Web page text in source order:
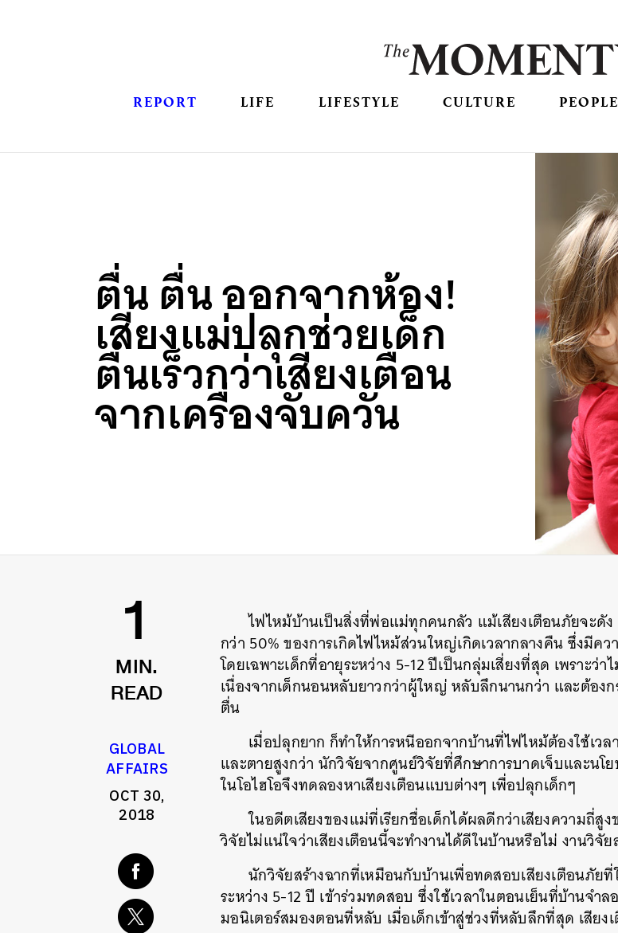
REPORT LIFE LIFESTYLE CULTURE PEOPLE
ตื่น ตื่น ออกจากห้อง!
เสียงแม่ปลุกช่วยเด็ก
ตื่นเร็วกว่าเสียงเตือน
จากเครื่องจับควัน
1
MIN.
READ
GLOBAL
AFFAIRS
OCT 30,
2018
ไฟไหม้บ้านเป็นสิ่งที่พ่อแม่ทุกคนกลัว แม้เสียงเตือนภัยจะดั
กว่า 50% ของการเกิดไฟไหม้ส่วนใหญ่เกิดเวลากลางคืน ซึ่งมีค
โดยเฉพาะเด็กที่อายุระหว่าง 5-12 ปีเป็นกลุ่มเสี่ยงที่สุด เพราะว่
เนื่องจากเด็กนอนหลับยาวกว่าผู้ใหญ่ หลับลึกนานกว่า และต้องก
ตื่น
เมื่อปลุกยาก ก็ทำให้การหนีออกจากบ้านที่ไฟไหม้ต้องใช้เวล
และตายสูงกว่า นักวิจัยจากศูนย์วิจัยที่ศึกษาการบาดเจ็บและนโ
ในโอไฮโอจึงทดลองหาเสียงเตือนแบบต่างๆ เพื่อปลุกเด็กๆ
ในอดีตเสียงของแม่ที่เรียกชื่อเด็กได้ผลดีกว่าเสียงความถี่สู
วิจัยไม่แน่ใจว่าเสียงเตือนนี้จะทำงานได้ดีในบ้านหรือไม่ งานวิ
นักวิจัยสร้างฉากที่เหมือนกับบ้านเพื่อทดสอบเสียงเตือนภัยที่
ระหว่าง 5-12 ปี เข้าร่วมทดสอบ ซึ่งใช้เวลาในตอนเย็นที่บ้านจำ
มอนิเตอร์สมองตอนที่หลับ เมื่อเด็กเข้าสู่ช่วงที่หลับลึกที่สุด เสีย